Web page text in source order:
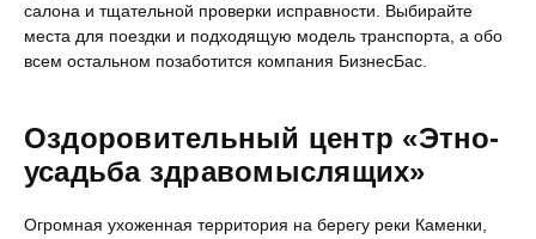
салона и тщательной проверки исправности. Выбирайте
места для поездки и подходящую модель транспорта, а обо
всем остальном позаботится компания БизнесБас.
Оздоровительный центр «Этно-
усадьба здравомыслящих»
Огромная ухоженная территория на берегу реки Каменки,